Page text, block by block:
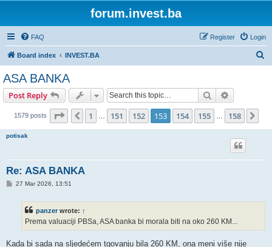
forum.invest.ba
FAQ Login
Register
Board index INVEST.BA
ASA BANKA
Post Reply Search
1579 posts Page 153 of 158
Previous
1 151 152 153 154 155 158
potisak
Re: ASA BANKA
P27 Mar 2026, 13:51
panzer wrote: ↑
Prema valuaciji PBSa, ASA banka bi morala biti na oko 260 KM...
Kada bi sada na sljedećem tgovanju bila 260 KM, ona meni više nije